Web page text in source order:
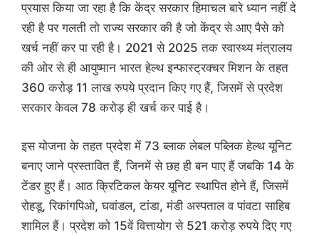
प्रयास किया जा रहा है कि केंद्र सरकार हिमाचल बारे ध्यान नहीं दे
रही है पर गलती तो राज्य सरकार की है जो केंद्र से आए पैसे को
खर्च नहीं कर पा रही है। 2021 से 2025 तक स्वास्थ्य मंत्रालय
की ओर से ही आयुष्मान भारत हेल्थ इन्फास्ट्रक्चर मिशन के तहत
360 करोड़ 11 लाख रुपये प्रदान किए गए हैं, जिसमें से प्रदेश
सरकार केवल 78 करोड़ ही खर्च कर पाई है।
इस योजना के तहत प्रदेश में 73 ब्लाक लेबल पब्लिक हेल्थ यूनिट
बनाए जाने प्रस्तावित हैं, जिनमें से छह ही बन पाए हैं जबकि 14 के
टेंडर हुए हैं। आठ क्रिटिकल केयर यूनिट स्थापित होने हैं, जिसमें
रोहडू, रिकांगपिओ, घवांडल, टांडा, मंडी अस्पताल व पांवटा साहिब
शामिल हैं। प्रदेश को 15वें वित्तायोग से 521 करोड़ रुपये दिए गए